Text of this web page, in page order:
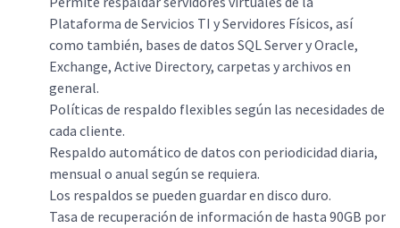
Plataforma de Servicios TI y Servidores Físicos, así
como también, bases de datos SQL Server y Oracle,
Exchange, Active Directory, carpetas y archivos en
general.
Políticas de respaldo flexibles según las necesidades de
cada cliente.
Respaldo automático de datos con periodicidad diaria,
mensual o anual según se requiera.
Los respaldos se pueden guardar en disco duro.
Tasa de recuperación de información de hasta 90GB por